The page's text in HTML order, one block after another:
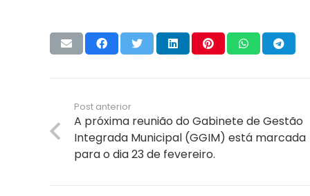
Post anterior
A próxima reunião do Gabinete de Gestão
Integrada Municipal (GGIM) está marcada
para o dia 23 de fevereiro.